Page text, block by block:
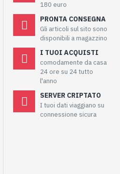
180 euro
PRONTA CONSEGNA
Gli articoli sul sito sono
disponibili a magazzino
I TUOI ACQUISTI
comodamente da casa
24 ore su 24 tutto
l'anno
SERVER CRIPTATO
I tuoi dati viaggiano su
connessione sicura